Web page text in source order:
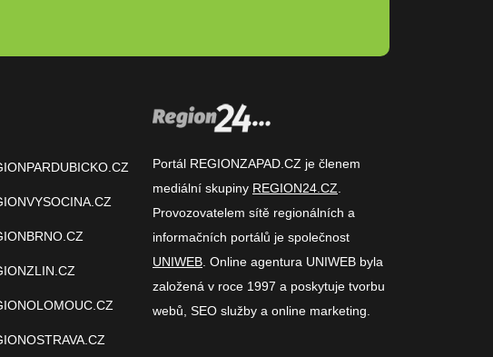
Portál REGIONZAPAD.CZ je členem
mediální skupiny REGION24.CZ
Provozovatelem sítě regionálních a
informačních portálů je společnost
UNIWEB . Online agentura UNIWEB byla
založená v roce 1997 a poskytuje tvorbu
webů, SEO služby a online marketing.